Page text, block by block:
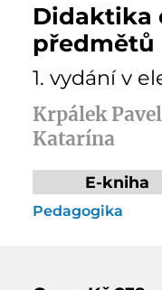
Didaktika
předmětů
1. vydání v
Krpálek
Katarína
E-kniha
Pedagogika